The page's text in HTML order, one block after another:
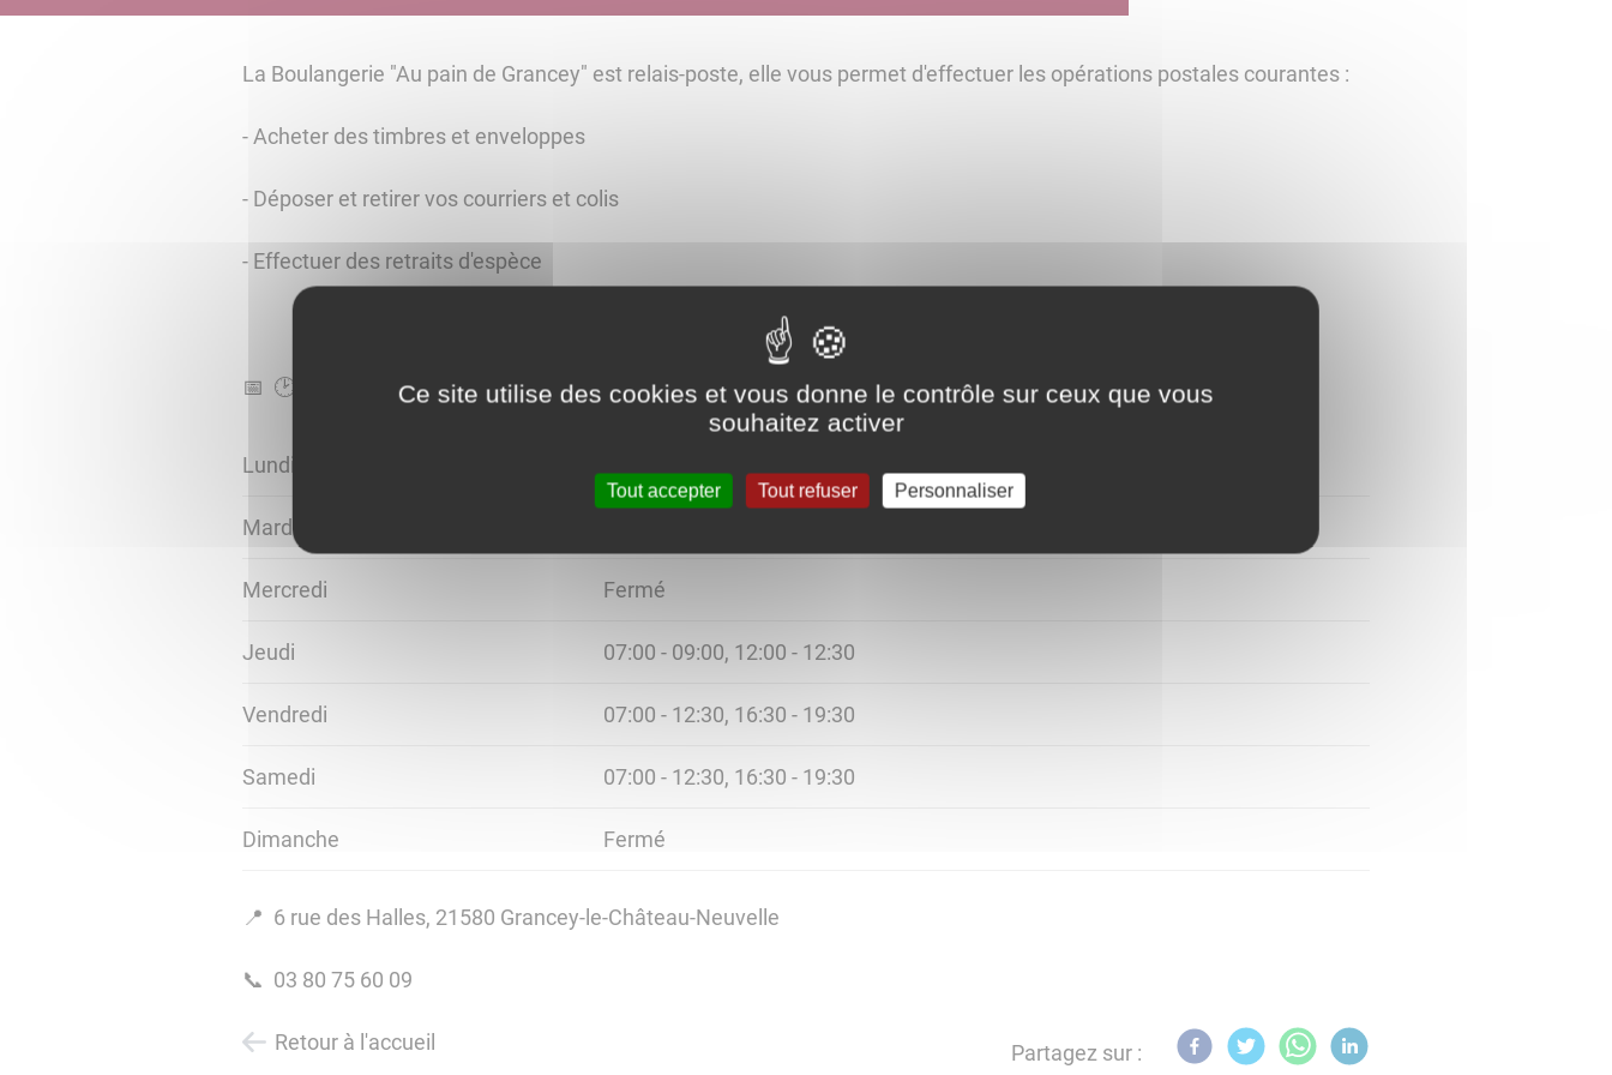
La Boulangerie "Au pain de Grancey" est relais-poste, elle vous permet d'effectuer les opérations postales courantes :
- Acheter des timbres et enveloppes
- Déposer et retirer vos courriers et colis
- Effectuer des retraits d'espèce
📅 🕑
Lundi
Mardi
Mercredi Fermé
Jeudi 07:00 - 09:00, 12:00 - 12:30
Vendredi 07:00 - 12:30, 16:30 - 19:30
Samedi 07:00 - 12:30, 16:30 - 19:30
Dimanche Fermé
📍 6 rue des Halles, 21580 Grancey-le-Château-Neuvelle
📞 03 80 75 60 09
Retour à l'accueil Partagez sur :
Ce site utilise des cookies et vous donne le contrôle sur ceux que vous
souhaitez activer
Tout accepter Tout refuser Personnaliser